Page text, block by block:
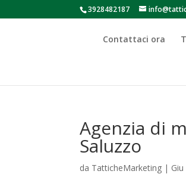
3928482187
Contattaci ora
Agenzia di
Saluzzo
da TatticheMarketing |